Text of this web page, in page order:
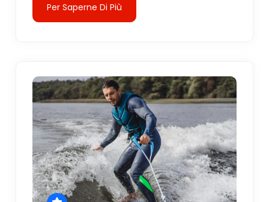
Per Saperne Di Più